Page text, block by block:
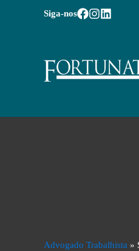
Siga-nos
Advogado Trabalhista »